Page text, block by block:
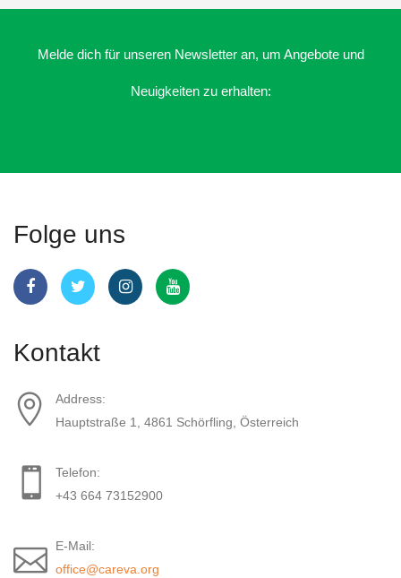
Melde dich für unseren Newsletter an, um Angebote und
Neuigkeiten zu erhalten:
Folge uns
Kontakt
Address:
Hauptstraße 1, 4861 Schörfling, Österreich
Telefon:
+43 664 73152900
E-Mail:
office@careva.org